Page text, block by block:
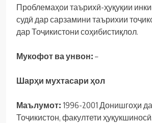
Проблемаҳои таърихӣ-ҳуқуқии
судӣ дар сарзамини таърихии
дар Тоҷикистони соҳибистиқлол.
Мукофот ва унвон: –
Шарҳи мухтасари ҳол
Маълумот: 1996-2001 Донишгоҳи
Тоҷикистон, факултети ҳуқукшиносӣ.